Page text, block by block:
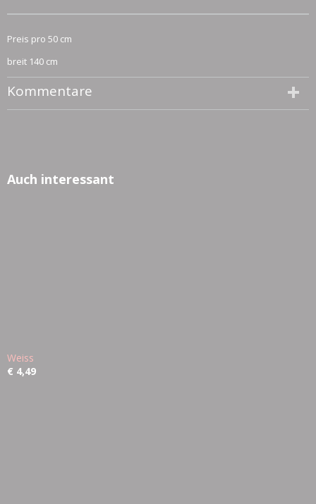
Preis pro 50 cm
breit 140 cm
Kommentare
Auch interessant
Weiss
€ 4,49